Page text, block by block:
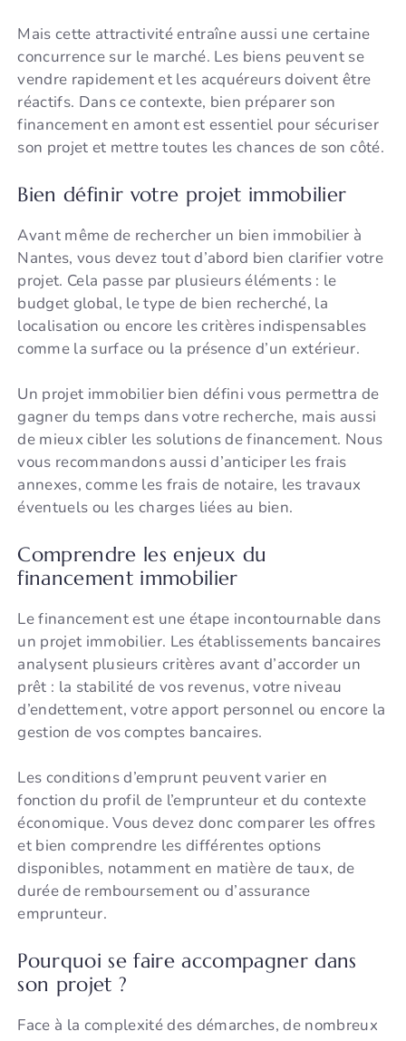
Mais cette attractivité entraîne aussi une certaine
concurrence sur le marché. Les biens peuvent se
vendre rapidement et les acquéreurs doivent être
réactifs. Dans ce contexte, bien préparer son
financement en amont est essentiel pour sécuriser
son projet et mettre toutes les chances de son côté.
Bien définir votre projet immobilier
Avant même de rechercher un bien immobilier à
Nantes, vous devez tout d’abord bien clarifier votre
projet. Cela passe par plusieurs éléments : le
budget global, le type de bien recherché, la
localisation ou encore les critères indispensables
comme la surface ou la présence d’un extérieur.
Un projet immobilier bien défini vous permettra de
gagner du temps dans votre recherche, mais aussi
de mieux cibler les solutions de financement. Nous
vous recommandons aussi d’anticiper les frais
annexes, comme les frais de notaire, les travaux
éventuels ou les charges liées au bien.
Comprendre les enjeux du
financement immobilier
Le financement est une étape incontournable dans
un projet immobilier. Les établissements bancaires
analysent plusieurs critères avant d’accorder un
prêt : la stabilité de vos revenus, votre niveau
d’endettement, votre apport personnel ou encore la
gestion de vos comptes bancaires.
Les conditions d’emprunt peuvent varier en
fonction du profil de l’emprunteur et du contexte
économique. Vous devez donc comparer les offres
et bien comprendre les différentes options
disponibles, notamment en matière de taux, de
durée de remboursement ou d’assurance
emprunteur.
Pourquoi se faire accompagner dans
son projet ?
Face à la complexité des démarches, de nombreux